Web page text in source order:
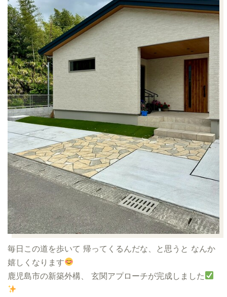
毎日この道を歩いて 帰ってくるんだな、と思うと なんか
嬉しくなります
鹿児島市の新築外構、 玄関アプローチが完成しました